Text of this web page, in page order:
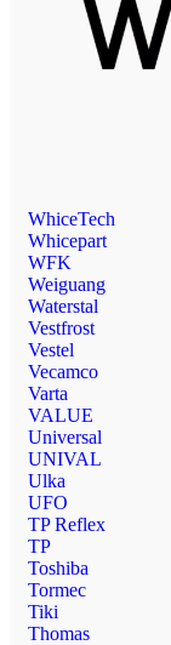
WhiceTech
Whicepart
WFK
Weiguang
Waterstal
Vestfrost
Vestel
Vecamco
Varta
VALUE
Universal
UNIVAL
Ulka
UFO
TP Reflex
TP
Toshiba
Tormec
Tiki
Thomas